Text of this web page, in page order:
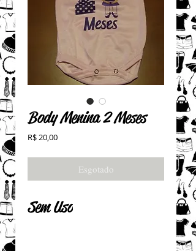
Body Menina 2 Meses
R$ 20,00Preço
Esgotado
Sem Uso